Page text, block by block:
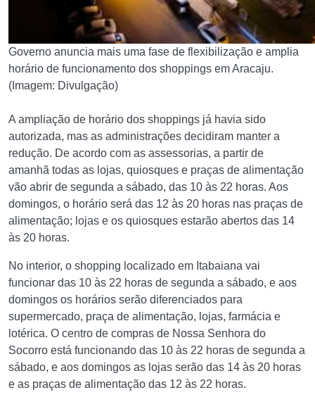
Governo anuncia mais uma fase de flexibilização e amplia
horário de funcionamento dos shoppings em Aracaju.
(Imagem: Divulgação)
A ampliação de horário dos shoppings já havia sido
autorizada, mas as administrações decidiram manter a
redução. De acordo com as assessorias, a partir de
amanhã todas as lojas, quiosques e praças de alimentação
vão abrir de segunda a sábado, das 10 às 22 horas. Aos
domingos, o horário será das 12 às 20 horas nas praças de
alimentação; lojas e os quiosques estarão abertos das 14
às 20 horas.
No interior, o shopping localizado em Itabaiana vai
funcionar das 10 às 22 horas de segunda a sábado, e aos
domingos os horários serão diferenciados para
supermercado, praça de alimentação, lojas, farmácia e
lotérica. O centro de compras de Nossa Senhora do
Socorro está funcionando das 10 às 22 horas de segunda a
sábado, e aos domingos as lojas serão das 14 às 20 horas
e as praças de alimentação das 12 às 22 horas.